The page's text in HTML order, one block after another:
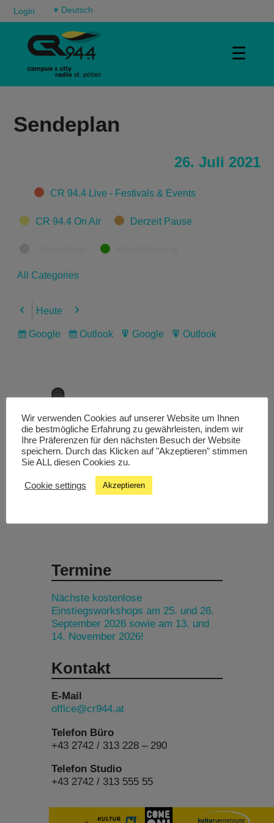
Login ▾
☰
Sendeplan
26. Juli 2021
CategoriesCR 94.4 Live - Festivals & Events
CR 94.4 On Air Derzeit Pause
All Categories
Previous
Heute Next
Subscribe
Google
Subscribe
Outlook
Export
Google
Export
Outlook
Livestream
Studiochat
Termine
Nächste kostenlose
Einstiegsworkshops am 25. und 26.
September 2026 sowie am 13. und
14. November 2026!
Kontakt
E-Mail
office@cr944.at
Telefon Büro
+43 2742 / 313 228 – 290
Telefon Studio
+43 2742 / 313 555 55
Wir verwenden Cookies auf unserer Website um Ihnen
die bestmögliche Erfahrung zu gewährleisten, indem wir
Ihre Präferenzen für den nächsten Besuch der Website
speichern. Durch das Klicken auf "Akzeptieren" stimmen
Sie ALL diesen Cookies zu.
Cookie settings Akzeptieren